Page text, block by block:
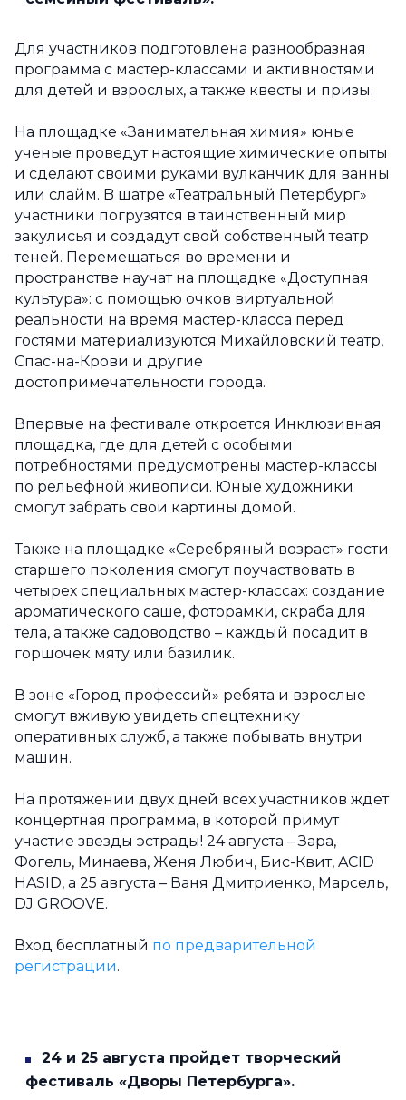
Для участников подготовлена разнообразная
программа с мастер-классами и активностями
для детей и взрослых, а также квесты и призы.
На площадке «Занимательная химия» юные
ученые проведут настоящие химические опыты
и сделают своими руками вулканчик для ванны
или слайм. B шатре «Театральный Петербург»
участники погрузятся в таинственный мир
закулисья и создадут свой собственный театр
теней. Перемещаться во времени и
пространстве научат на площадке «Доступная
культура»: с помощью очков виртуальной
реальности на время мастер-класса перед
гостями материализуются Михайловский театр,
Спас-на-Крови и другие
достопримечательности города.
Впервые на фестивале откроется Инклюзивная
площадка, где для детей с особыми
потребностями предусмотрены мастер-классы
по рельефной живописи. Юные художники
смогут забрать свои картины домой.
Также на площадке «Серебряный возраст» гости
старшего поколения смогут поучаствовать в
четырех специальных мастер-классах: создание
ароматического саше, фоторамки, скраба для
тела, а также садоводство – каждый посадит в
горшочек мяту или базилик.
В зоне «Город профессий» ребята и взрослые
смогут вживую увидеть спецтехнику
оперативных служб, а также побывать внутри
машин.
На протяжении двух дней всех участников ждет
концертная программа, в которой примут
участие звезды эстрады! 24 августа – Зара,
Фогель, Минаева, Женя Любич, Бис-Квит, ACID
HASID, а 25 августа – Ваня Дмитриенко, Марсель,
DJ GROOVE.
Вход бесплатный по предварительной
регистрации.
24 и 25 августа пройдет творческий
фестиваль «Дворы Петербурга».